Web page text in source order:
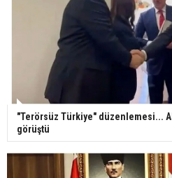
"Terörsüz Türkiye" düzenlemesi...
görüştü